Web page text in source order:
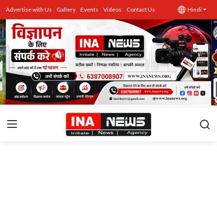
Advertise with Us Gallery Events Videos Contact Us Hindi
उत्तर प्रदेश
Advertise with Us
Events
राज्य